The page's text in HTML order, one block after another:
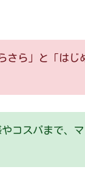
さら」と「はじ
コスパまで、